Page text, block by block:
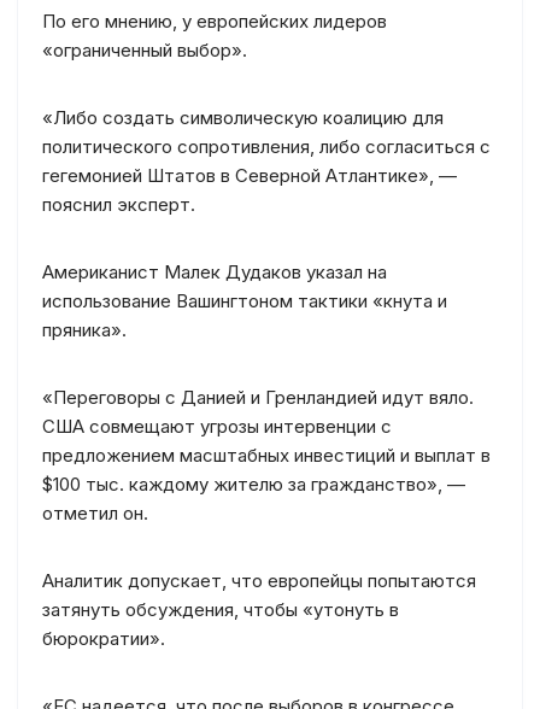
По его мнению, у европейских лидеров
«ограниченный выбор».
«Либо создать символическую коалицию для
политического сопротивления, либо согласиться с
гегемонией Штатов в Северной Атлантике», —
пояснил эксперт.
Американист Малек Дудаков указал на
использование Вашингтоном тактики «кнута и
пряника».
«Переговоры с Данией и Гренландией идут вяло.
США совмещают угрозы интервенции с
предложением масштабных инвестиций и выплат в
$100 тыс. каждому жителю за гражданство», —
отметил он.
Аналитик допускает, что европейцы попытаются
затянуть обсуждения, чтобы «утонуть в
бюрократии».